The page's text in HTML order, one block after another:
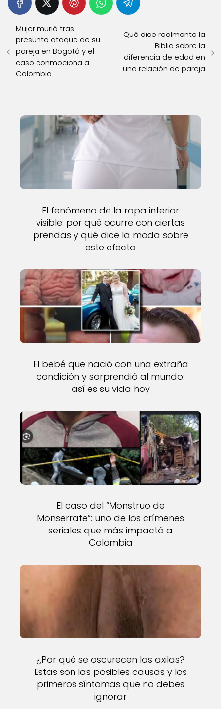
Mujer murió tras
presunto ataque de su
pareja en Bogotá y el
caso conmociona a
Colombia
Qué dice realmente la
Biblia sobre la
diferencia de edad en
una relación de pareja
El fenómeno de la ropa interior
visible: por qué ocurre con ciertas
prendas y qué dice la moda sobre
este efecto
El bebé que nació con una extraña
condición y sorprendió al mundo:
así es su vida hoy
El caso del “Monstruo de
Monserrate”: uno de los crímenes
seriales que más impactó a
Colombia
¿Por qué se oscurecen las axilas?
Estas son las posibles causas y los
primeros síntomas que no debes
ignorar